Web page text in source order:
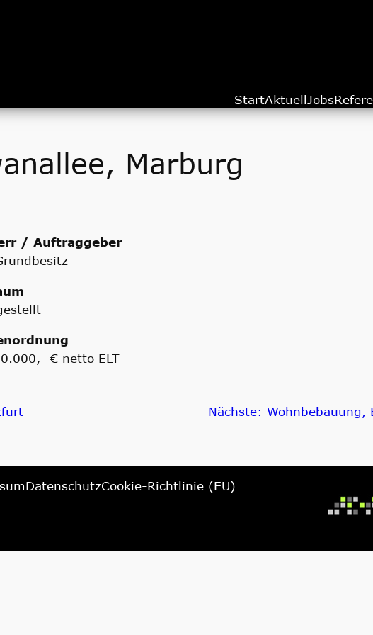
StartAktuellJobs
Marburg
/ Auftraggeber
€ netto ELT
Nächste: Wohnbebauung,
DatenschutzCookie-Richtlinie (EU)